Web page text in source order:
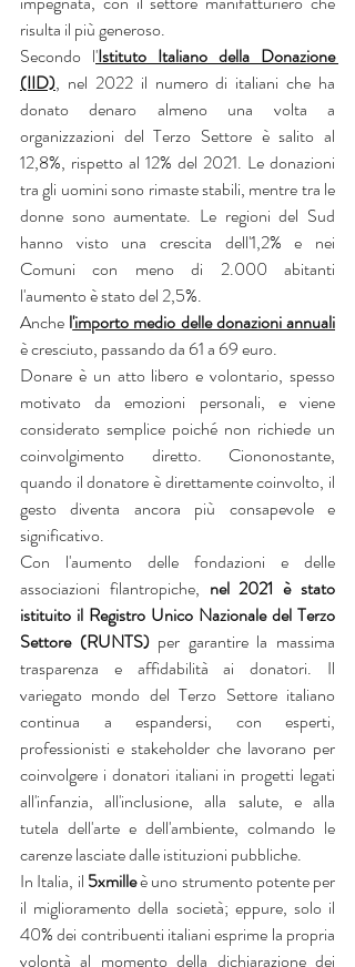
risulta il più generoso.
Secondo l'Istituto Italiano della Donazione
(IID), nel 2022 il numero di italiani che ha
donato denaro almeno una volta a
organizzazioni del Terzo Settore è salito al
12,8%, rispetto al 12% del 2021. Le donazioni
tra gli uomini sono rimaste stabili, mentre tra le
donne sono aumentate. Le regioni del Sud
hanno visto una crescita dell'1,2% e nei
Comuni con meno di 2.000 abitanti
l'aumento è stato del 2,5%.
Anche l'importo medio delle donazioni annuali
è cresciuto, passando da 61 a 69 euro.
Donare è un atto libero e volontario, spesso
motivato da emozioni personali, e viene
considerato semplice poiché non richiede un
coinvolgimento diretto. Ciononostante,
quando il donatore è direttamente coinvolto, il
gesto diventa ancora più consapevole e
significativo.
Con l'aumento delle fondazioni e delle
associazioni filantropiche, nel 2021 è stato
istituito il Registro Unico Nazionale del Terzo
Settore (RUNTS) per garantire la massima
trasparenza e affidabilità ai donatori. Il
variegato mondo del Terzo Settore italiano
continua a espandersi, con esperti,
professionisti e stakeholder che lavorano per
coinvolgere i donatori italiani in progetti legati
all'infanzia, all'inclusione, alla salute, e alla
tutela dell'arte e dell'ambiente, colmando le
carenze lasciate dalle istituzioni pubbliche.
In Italia, il 5xmille è uno strumento potente per
il miglioramento della società; eppure, solo il
40% dei contribuenti italiani esprime la propria
volontà al momento della dichiarazione dei